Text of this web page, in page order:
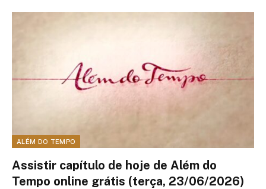
ALÉM DO TEMPO
Assistir capítulo de hoje de Além do
Tempo online grátis (terça, 23/06/2026)